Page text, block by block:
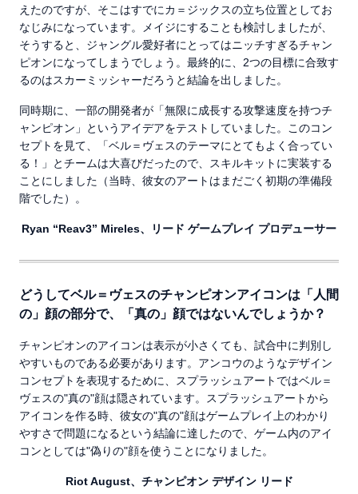
えたのですが、そこはすでにカ＝ジックスの立ち位置としてお
なじみになっています。メイジにすることも検討しましたが、
そうすると、ジャングル愛好者にとってはニッチすぎるチャン
ピオンになってしまうでしょう。最終的に、2つの目標に合致す
るのはスカーミッシャーだろうと結論を出しました。
同時期に、一部の開発者が「無限に成長する攻撃速度を持つチ
ャンピオン」というアイデアをテストしていました。このコン
セプトを見て、「ベル＝ヴェスのテーマにとてもよく合ってい
る！」とチームは大喜びだったので、スキルキットに実装する
ことにしました（当時、彼女のアートはまだごく初期の準備段
階でした）。
Ryan “Reav3” Mireles、リード ゲームプレイ プロデューサー
どうしてベル＝ヴェスのチャンピオンアイコンは「人間
の」顔の部分で、「真の」顔ではないんでしょうか？
チャンピオンのアイコンは表示が小さくても、試合中に判別し
やすいものである必要があります。アンコウのようなデザイン
コンセプトを表現するために、スプラッシュアートではベル＝
ヴェスの"真の"顔は隠されています。スプラッシュアートから
アイコンを作る時、彼女の"真の"顔はゲームプレイ上のわかり
やすさで問題になるという結論に達したので、ゲーム内のアイ
コンとしては"偽りの"顔を使うことになりました。
Riot August、チャンピオン デザイン リード